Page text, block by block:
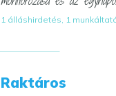
1 álláshirdetés, 1
Raktáros